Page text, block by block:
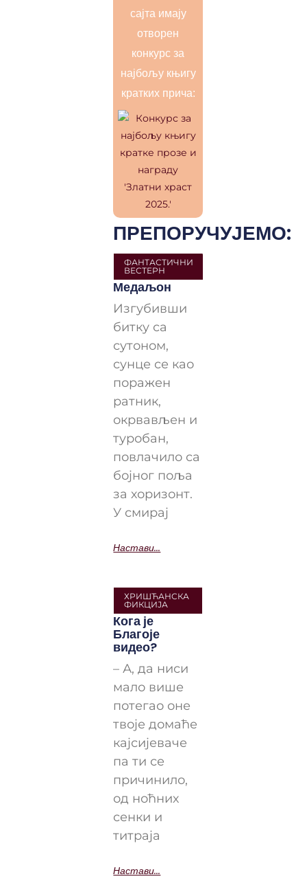
сајта имају
отворен
конкурс за
најбољу књигу
кратких прича:
ПРЕПОРУЧУЈЕМО:
ФАНТАСТИЧНИ
ВЕСТЕРН
Медаљон
Изгубивши
битку са
сутоном,
сунце се као
поражен
ратник,
окрвављен и
туробан,
повлачило са
бојног поља
за хоризонт.
У смирај
Настави...
ХРИШЋАНСКА
ФИКЦИЈА
Кога је
Благоје
видео?
– А, да ниси
мало више
потегао оне
твоје домаће
кајсијеваче
па ти се
причинило,
од ноћних
сенки и
титраја
Настави...